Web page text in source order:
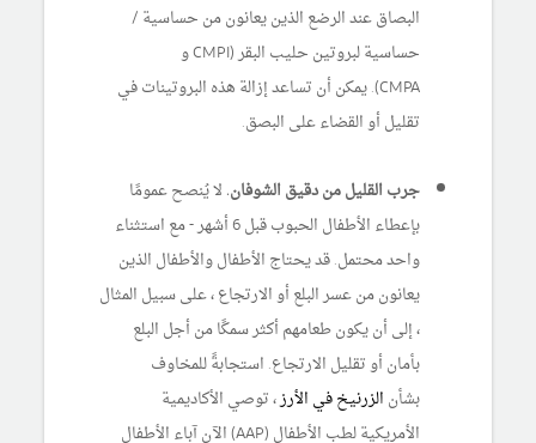
البصاق عند الرضع الذين يعانون من حساسية /
حساسية لبروتين حليب البقر (CMPI و
CMPA). يمكن أن تساعد إزالة هذه البروتينات في
تقليل أو القضاء على البصق.
جرب القليل من دقيق الشوفان. لا يُنصح عمومًا
بإعطاء الأطفال الحبوب قبل 6 أشهر - مع استثناء
واحد محتمل. قد يحتاج الأطفال والأطفال الذين
يعانون من عسر البلع أو الارتجاع ، على سبيل المثال
، إلى أن يكون طعامهم أكثر سمكًا من أجل البلع
بأمان أو تقليل الارتجاع. استجابةً للمخاوف
بشأن الزرنيخ في الأرز، توصي الأكاديمية
الأمريكية لطب الأطفال (AAP) الآن آباء الأطفال